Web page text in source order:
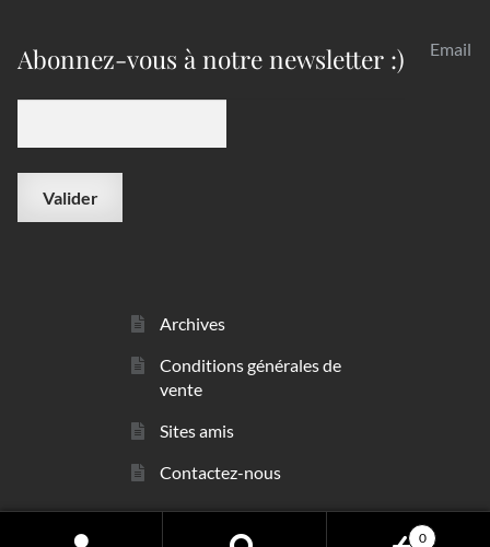
Abonnez-vous à notre newsletter :) Email
Archives
Conditions générales de
vente
Sites amis
Contactez-nous
0